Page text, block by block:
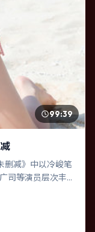
99:39
删减》中以冷峻笔
司等演员层次丰
入，逐步推向不
制有力。